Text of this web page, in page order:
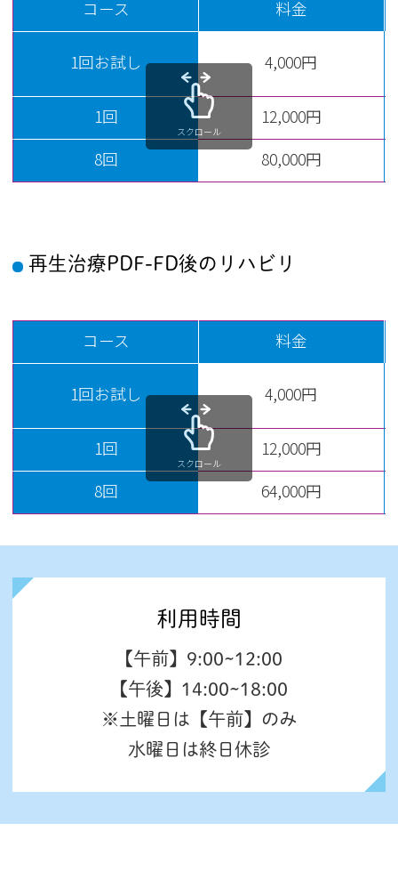
コース 料金
1回お試し 4,000円
1回
12,000円
8回
80,000円
スクロール
再生治療PDF-FD後のリハビリ
コース 料金
1回お試し 4,000円
1回
12,000円
8回
64,000円
スクロール
利用時間
【午前】9:00~12:00
【午後】14:00~18:00
※ 土曜日は【午前】のみ
水曜日は終日休診